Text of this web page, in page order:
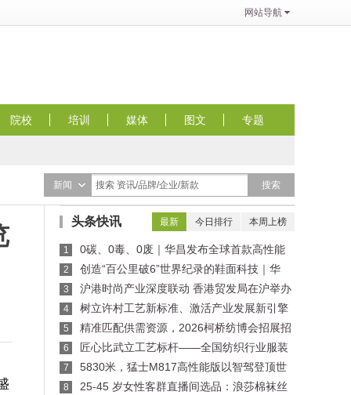
网站导航
院校 培训 媒体 图文 专题
新闻 搜索 资讯/品牌/企业/新款 搜索
最新 今日排行 本周上榜
头条快讯
1
0碳、0毒、0废｜华昌发布全球首款高性能
全水性鞋革“三零生态皮”
2
创造“百公里破6”世界纪录的鞋面科技｜华
昌“蜂鸟翼网纱”定义极致轻量
3
沪港时尚产业深度联动 香港贸发局在沪举办
买手沙龙，推动业界交流
4
树立许村工艺新标准、激活产业发展新引擎
——纺织行业服装制版师/缝纫工（服装制作工）
职业技能竞赛许村选拔赛圆满收官！
5
精准匹配供需资源，2026柯桥纺博会招展招
商对接会即将举行！
6
匠心比武立工艺标杆——全国纺织行业服装
制版师、缝纫工技能竞赛许村选拔赛开赛
7
5830米，猛士M817高性能版以智驾登顶世
界公路之巅
8
25-45 岁女性客群直播间选品：浪莎棉袜丝